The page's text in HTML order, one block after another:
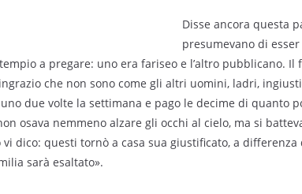
Disse ancora questa
presumevano di
a pregare: uno era fariseo e l’altro pubblicano. Il
che non sono come gli altri uomini, ladri,
due volte la settimana e pago le decime di quanto
osava nemmeno alzare gli occhi al cielo, ma si
dico: questi tornò a casa sua giustificato, a differenza
sarà esaltato».